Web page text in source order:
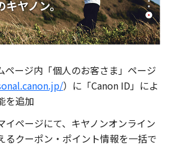
ページ内「個人のお客さま」ページ
）に「Canon ID」によ
を追加
イページにて、キヤノンオンライン
るクーポン・ポイント情報を一括で